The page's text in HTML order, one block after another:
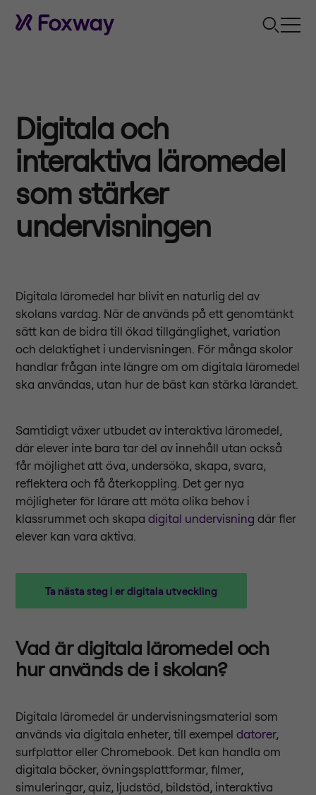
Digitala och
interaktiva läromedel
som stärker
undervisningen
Digitala läromedel har blivit en naturlig del av
skolans vardag. När de används på ett genomtänkt
sätt kan de bidra till ökad tillgänglighet, variation
och delaktighet i undervisningen. För många skolor
handlar frågan inte längre om om digitala läromedel
ska användas, utan hur de bäst kan stärka lärandet.
Samtidigt växer utbudet av interaktiva läromedel,
där elever inte bara tar del av innehåll utan också
får möjlighet att öva, undersöka, skapa, svara,
reflektera och få återkoppling. Det ger nya
möjligheter för lärare att möta olika behov i
klassrummet och skapadigital undervisningdär fler
elever kan vara aktiva.
Ta nästa steg i er digitala utveckling
Vad är digitala läromedel och
hur används de i skolan?
Digitala läromedel är undervisningsmaterial som
används via digitala enheter, till exempeldatorer,
surfplattor eller Chromebook. Det kan handla om
digitala böcker, övningsplattformar, filmer,
simuleringar, quiz, ljudstöd, bildstöd, interaktiva